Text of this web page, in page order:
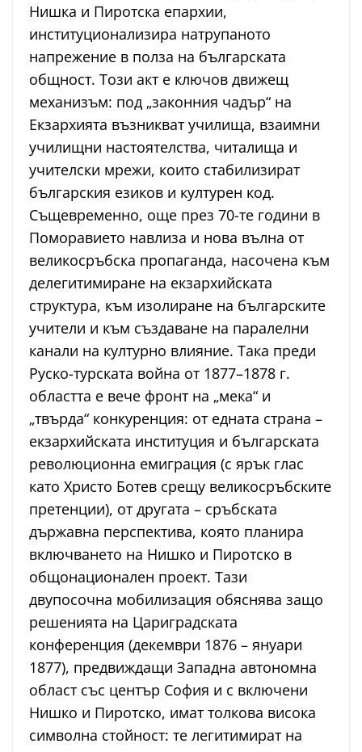
Нишка и Пиротска епархии,
институционализира натрупаното
напрежение в полза на българската
общност. Този акт е ключов движещ
механизъм: под „законния чадър“ на
Екзархията възникват училища, взаимни
училищни настоятелства, читалища и
учителски мрежи, които стабилизират
българския езиков и културен код.
Същевременно, още през 70-те години в
Поморавието навлиза и нова вълна от
великосръбска пропаганда, насочена към
делегитимиране на екзархийската
структура, към изолиране на българските
учители и към създаване на паралелни
канали на културно влияние. Така преди
Руско-турската война от 1877–1878 г.
областта е вече фронт на „мека“ и
„твърда“ конкуренция: от едната страна –
екзархийската институция и българската
революционна емиграция (с ярък глас
като Христо Ботев срещу великосръбските
претенции), от другата – сръбската
държавна перспектива, която планира
включването на Нишко и Пиротско в
общонационален проект. Тази
двупосочна мобилизация обяснява защо
решенията на Цариградската
конференция (декември 1876 – януари
1877), предвиждащи Западна автономна
област със център София и с включени
Нишко и Пиротско, имат толкова висока
символна стойност: те легитимират на